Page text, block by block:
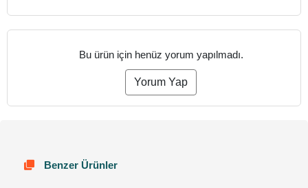
Bu ürün için henüz yorum yapılmadı.
Yorum Yap
Benzer Ürünler